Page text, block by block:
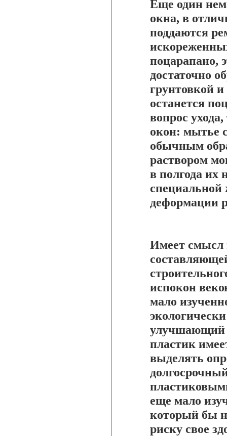
Еще один
окна, в
поддаются
поцарапано,
достаточно
грунтовкой
останется
вопрос
окон: мытье
обычным
раствором
в полгода их
деформации
Имеет смысл
испокон
мало
улучшающий
пластик
выделять
еще мало
который бы
риску свое